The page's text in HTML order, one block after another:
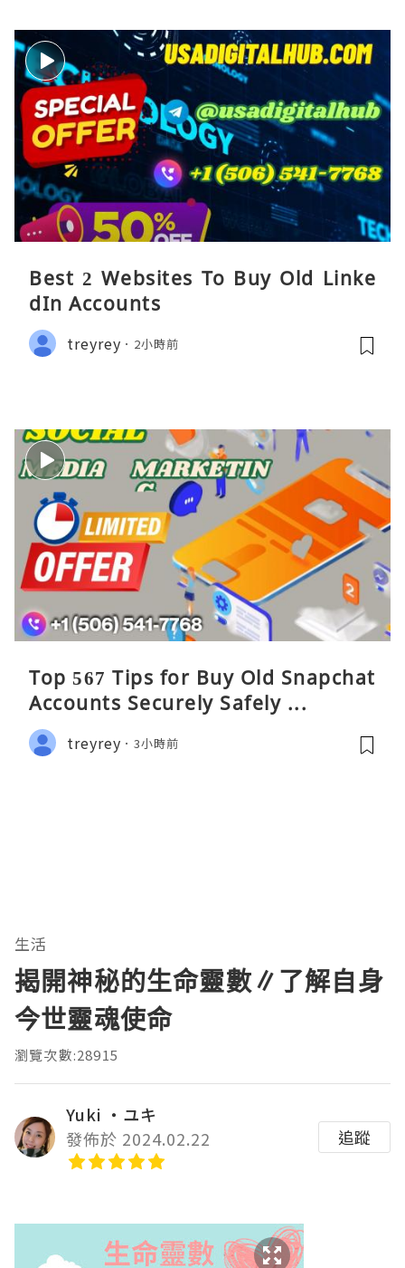
Best 2 Websites To Buy Old Linke
dIn Accounts
treyrey 2小時前
Top 567 Tips for Buy Old Snapchat
Accounts Securely Safely ...
treyrey 3小時前
生活
揭開神秘的生命靈數∥了解自身
今世靈魂使命
瀏覽次數:28915
Yuki ‧ユキ
發佈於 2024.02.22
追蹤